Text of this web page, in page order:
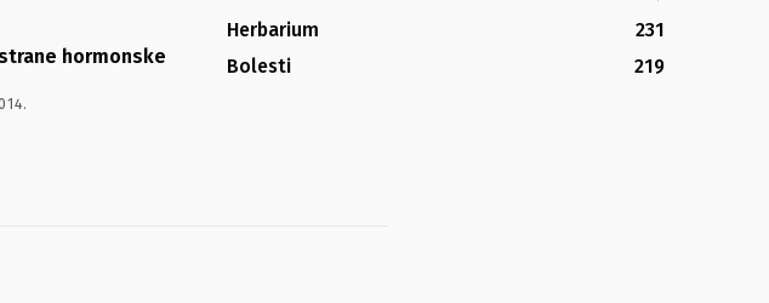
hormonske
Herbarium
231
Bolesti
219